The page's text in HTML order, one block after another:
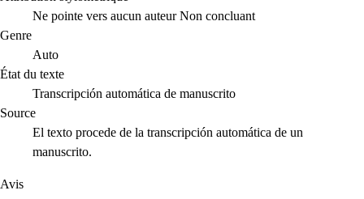
Ne pointe vers aucun auteur Non concluant
Genre
Auto
État du texte
Transcripción automática de manuscrito
Source
El texto procede de la transcripción automática de un
manuscrito.
Avis